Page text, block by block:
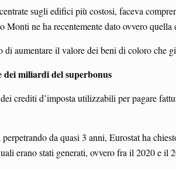
sugli edifici più costosi, faceva
ne ha recentemente dato ovvero quella
di aumentare il valore dei beni di coloro che
dei miliardi del superbonus
crediti d’imposta utilizzabili per pagare
da quasi 3 anni, Eurostat ha
erano stati generati, ovvero fra il 2020 e il